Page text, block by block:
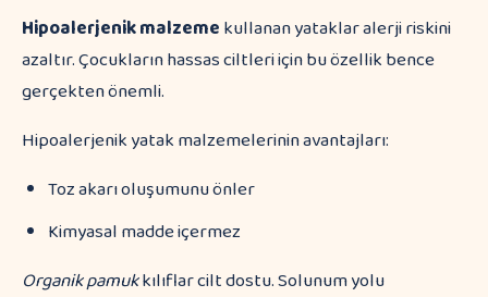
Hipoalerjenik malzemekullanan yataklar alerji riskini
azaltır. Çocukların hassas ciltleri için bu özellik bence
gerçekten önemli.
Hipoalerjenik yatak malzemelerinin avantajları:
Toz akarı oluşumunu önler
Kimyasal madde içermez
Organik pamukkılıflar cilt dostu. Solunum yolu